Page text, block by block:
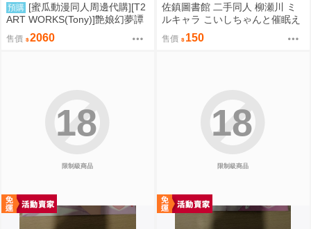
預購 [蜜瓜動漫同人周邊代購][T2
ART WORKS(Tony)]艶娘幻夢譚
【プレイマット】(同人誌)
售價 2060
佐鎮圖書館 二手同人 柳瀬川 ミ
ルキャラ こいしちゃんと催眠え
っち 2 東方
售價 150
限制級商品
18
限制級商品
18